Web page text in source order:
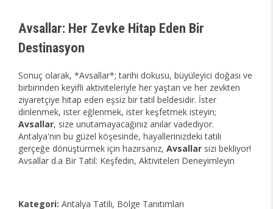
Avsallar: Her Zevke Hitap Eden Bir
Destinasyon
Sonuç olarak, *Avsallar*; tarihi dokusu, büyüleyici doğası ve
birbirinden keyifli aktiviteleriyle her yaştan ve her zevkten
ziyaretçiye hitap eden eşsiz bir tatil beldesidir. İster
dinlenmek, ister eğlenmek, ister keşfetmek isteyin;
Avsallar, size unutamayacağınız anılar vadediyor.
Antalya'nın bu güzel köşesinde, hayallerinizdeki tatili
gerçeğe dönüştürmek için hazırsanız, Avsallar sizi bekliyor!
Avsallar d.a Bir Tatil: Keşfedin, Aktiviteleri Deneyimleyin
Kategori: Antalya Tatili, Bölge Tanıtımları